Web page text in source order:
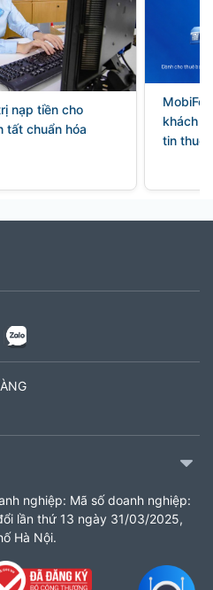
nạp tiền cho
tất chuẩn hóa
khách
tin thuê
nghiệp: Mã số doanh nghiệp:
lần thứ 13 ngày 31/03/2025,
Hà Nội.